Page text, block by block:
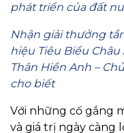
phát triển của đất
Nhận giải thưởng
hiệu Tiêu Biểu Châu
Thân Hiền Anh –
cho biết
Với những cố gắng
và giá trị ngày càng